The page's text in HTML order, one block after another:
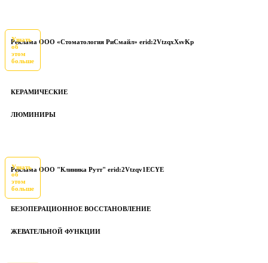
Реклама ООО «Стоматология РиСмайл» erid:2VtzqxXsvKp
Узнать
об
этом
больше
КЕРАМИЧЕСКИЕ
ЛЮМИНИРЫ
Реклама ООО "Клиника Рутт" erid:2Vtzqv1ECYE
Узнать
об
этом
больше
БЕЗОПЕРАЦИОННОЕ ВОССТАНОВЛЕНИЕ
ЖЕВАТЕЛЬНОЙ ФУНКЦИИ